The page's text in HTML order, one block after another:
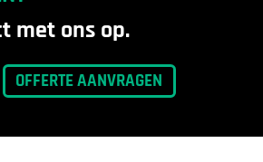
met ons op.
OFFERTE AANVRAGEN